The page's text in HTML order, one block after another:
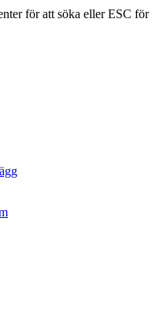
för att söka eller ESC för